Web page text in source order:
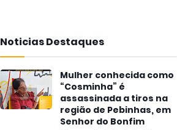
Noticias Destaques
Mulher conhecida como
“Cosminha” é
assassinada a tiros na
região de Pebinhas, em
Senhor do Bonfim